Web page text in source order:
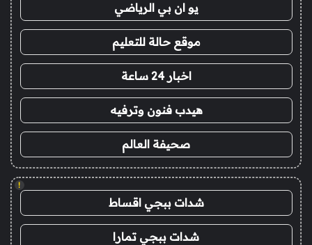
يو ان بي الرياضي
موقع حالة للتعليم
اخبار 24 ساعة
هيدب فنون وترفيه
صحيفة العالم
!
شدات ببجي اقساط
شدات ببجي تمارا